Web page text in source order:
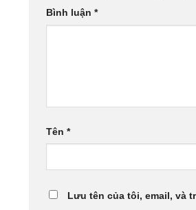
Bình luận *
Tên *
Lưu tên của tôi, email, và